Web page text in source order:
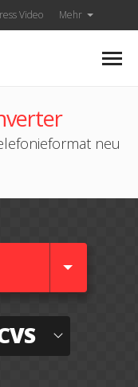
Video Mehr
neu